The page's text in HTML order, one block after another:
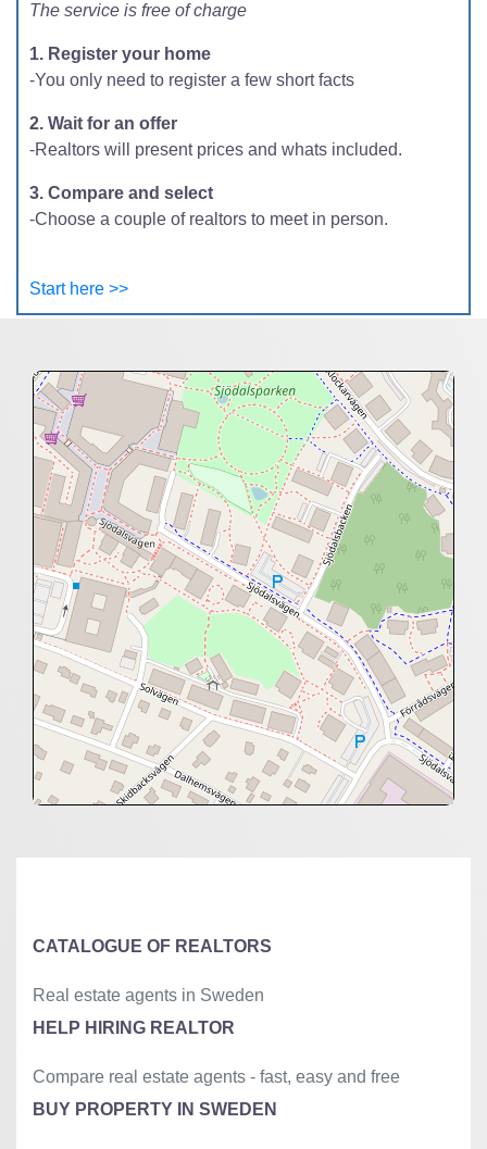
The service is free of charge
1. Register your home
-You only need to register a few short facts
2. Wait for an offer
-Realtors will present prices and whats included.
3. Compare and select
-Choose a couple of realtors to meet in person.
Start here >>
CATALOGUE OF REALTORS
Real estate agents in Sweden
HELP HIRING REALTOR
Compare real estate agents - fast, easy and free
BUY PROPERTY IN SWEDEN